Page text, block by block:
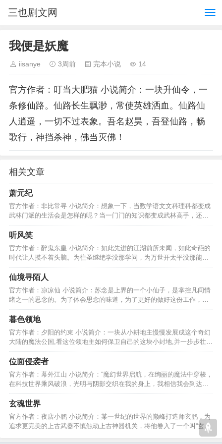
三也剧文网
我便是妖魔
iisanye 3周前 完本小说 14
官方作者：叮当大肥猫 小说简介：一块升仙令，一
条修仙路。仙路长生飘渺，常使英雄洒血。仙路仙
人逍遥，一切不过表象。吾名赵昊，吾登仙路，畅
歌行，神挡杀神，佛当灭佛！
相关文章
萧元纪
官方作者：非比常寻 小说简介：想象一下，当数学语文文科理科都变成
武林门派的生活会是怎样的呢？当一门门的知识都变成武林高手，还有
神马穿越比这还给力。…
听风笑
官方作者：醉鬼东皇 小说简介：如此先进的江湖前所未闻，如此奇葩的
时代让人摸不着头脑。为往圣继绝学没那学问，为万世开太平没那能
力，但，士不可不弘毅！…
仙境寻陌人
官方作者：凉凉仙 小说简介：苏念是上界的一个小仙子，是掌控凡间情
绪之一的思念的。为了体会思念的味道，为了更好的做好这份工作，她
下凡了，成了苏小仙。…
暮色领地
官方作者：夕阳的约束 小说简介：一块从小耕地主慢慢发展成这个奇幻
大陆的魔法公国,看这位领地主如何保卫自己的这块小封地,并一步步壮大
自己的传奇人生吧。…
位面侵袭者
官方作者：幕外江山 小说简介：“魔幻世界启航，在绚丽的魔法中穿梭，
在科技世界乘风破浪，光明与阴影交织在我的身上，我相信我会到达最
后的终点........”…
玄魂世界
官方作者：夜店小鹏 小说简介：某一世纪的世界的巅峰打造师玄鹏，为
追求更完美的上古武器不慎触动上古神器机关，将他卷入了一个叫“玄魂